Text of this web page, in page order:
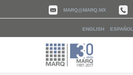
MARQ@MARQ.MX
ENGLISH ESPAÑOL